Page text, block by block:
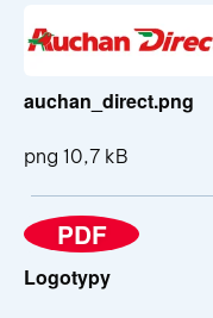
auchan_direct.png
png 10,7 kB
PDF
Logotypy